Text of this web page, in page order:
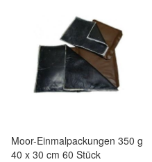
Moor-Einmalpackungen 350 g
40 x 30 cm 60 Stück